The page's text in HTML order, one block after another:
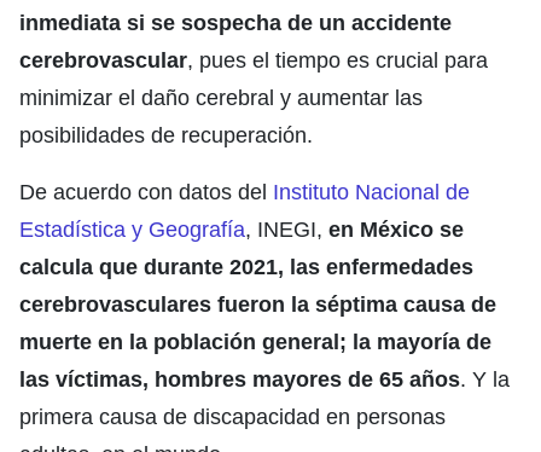
inmediata si se sospecha de un accidente
cerebrovascular, pues el tiempo es crucial para
minimizar el daño cerebral y aumentar las
posibilidades de recuperación.
De acuerdo con datos del Instituto Nacional de
Estadística y Geografía, INEGI, en México se
calcula que durante 2021, las enfermedades
cerebrovasculares fueron la séptima causa de
muerte en la población general; la mayoría de
las víctimas, hombres mayores de 65 años. Y la
primera causa de discapacidad en personas